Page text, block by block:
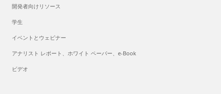
開発者向けリソース
学生
イベントとウェビナー
アナリスト レポート、ホワイト ペーパー、e-Book
ビデオ